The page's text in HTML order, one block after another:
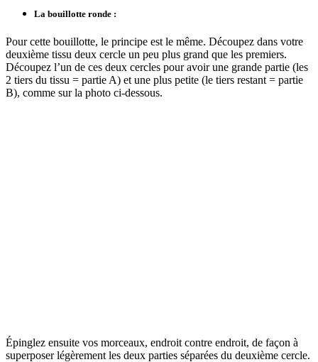
La bouillotte ronde :
Pour cette bouillotte, le principe est le même. Découpez dans votre
deuxième tissu deux cercle un peu plus grand que les premiers.
Découpez l’un de ces deux cercles pour avoir une grande partie (les
2 tiers du tissu = partie A) et une plus petite (le tiers restant = partie
B), comme sur la photo ci-dessous.
Épinglez ensuite vos morceaux, endroit contre endroit, de façon à
superposer légèrement les deux parties séparées du deuxième cercle.